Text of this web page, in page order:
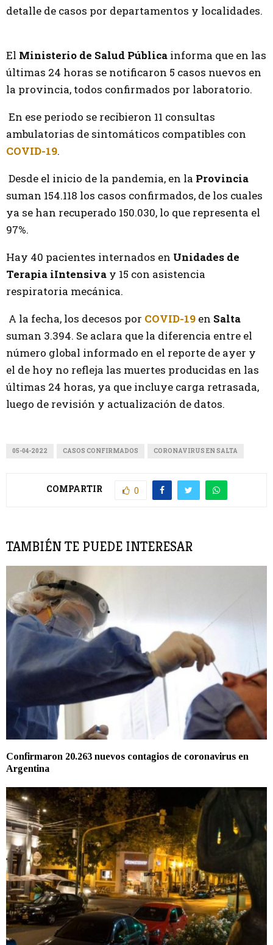
detalle de casos por departamentos y localidades.
El Ministerio de Salud Pública informa que en las
últimas 24 horas se notificaron 5 casos nuevos en
la provincia, todos confirmados por laboratorio.
En ese periodo se recibieron 11 consultas
ambulatorias de sintomáticos compatibles con
COVID-19.
Desde el inicio de la pandemia, en la Provincia
suman 154.118 los casos confirmados, de los cuales
ya se han recuperado 150.030, lo que representa el
97%.
Hay 40 pacientes internados en Unidades de
Terapia iIntensiva y 15 con asistencia
respiratoria mecánica.
A la fecha, los decesos por COVID-19 en Salta
suman 3.394. Se aclara que la diferencia entre el
número global informado en el reporte de ayer y
el de hoy no refleja las muertes producidas en las
últimas 24 horas, ya que incluye carga retrasada,
luego de revisión y actualización de datos.
05-04-2022 CASOS CONFIRMADOS CORONAVIRUS EN SALTA
COMPARTIR 0
TAMBIÉN TE PUEDE INTERESAR
Confirmaron 20.263 nuevos contagios de coronavirus en
Argentina